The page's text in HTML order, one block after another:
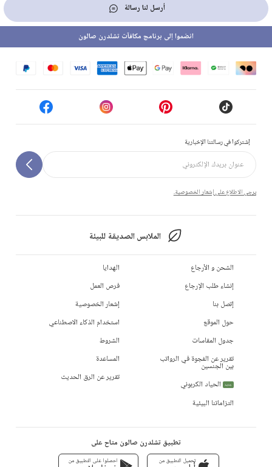
أرسل لنا رسالة
إشتركوا في رسالتنا الإخبارية
يرجى الاطلاع على إشعار الخصوصية.
الملابس الصديقة للبيئة
انضموا إلى برنامج مكافآت تشلدرن صالون
الشحن و الأرجاع
إنشاء طلب الإرجاع
إتصل بنا
حول الموقع
جدول المقاسات
تقرير عن الفجوة في الرواتب
بين الجنسين
جديد
الحياد الكربوني
التزاماتنا البيئية
الهدايا
فرص العمل
إشعار الخصوصية
استخدام الذكاء الاصطناعي
الشروط
المساعدة
تقرير عن الرق الحديث
تطبيق تشلدرن صالون متاح على
تحميل التطبيق من احصلوا على التطبيق من